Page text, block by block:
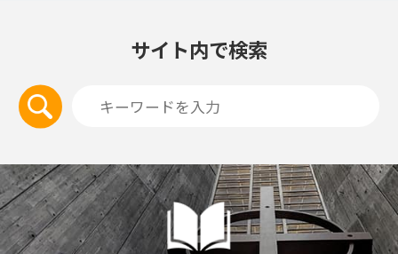
サイト内で検索